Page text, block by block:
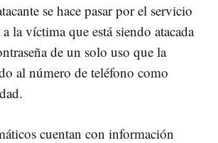
se hace pasar por el servicio
la víctima que está siendo atacada
de un solo uso que la
al número de teléfono como
cuentan con información